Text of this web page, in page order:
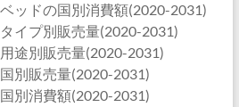
ッドの国別消費額(2020-2031)
イプ別販売量(2020-2031)
途別販売量(2020-2031)
別販売量(2020-2031)
別消費額(2020-2031)